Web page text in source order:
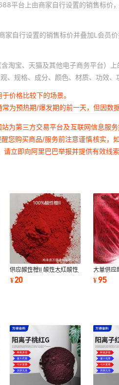
平台上由商家自行设置的销售标价
自行设置的销售标价并叠加L会员价
淘宝、天猫及其他电子商务平台）上
、规格、成分、颜色、材质、功效
价格比较下的场景。
为预热期/爆发期的前一天，但因数
为第三方交易平台及互联网信息服
您购买商品/服务前注意谨慎核实，
立即向阿里巴巴举报并提供有效线索
供应酸性橙II 酸性大红酸性
金黄等酸性染料等酸性染料
¥20
大量供应
性青莲
染羊毛蚕
¥95